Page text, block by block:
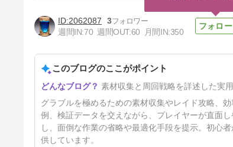
ウェリタスの効率的な集め方｜
時短術と周回戦略まとめ
7ヶ月前
2062087
3
週間IN:70 週間OUT:60 月間IN:350
このブログのここがポイント
素材収集と周回戦略を詳述した実
グラブルを極めるための素材収集やレイド攻略、
例、検証データを交えながら、プレイヤーが直面
し、面倒な作業の省略や最適化手段を提示。初心
供しています。